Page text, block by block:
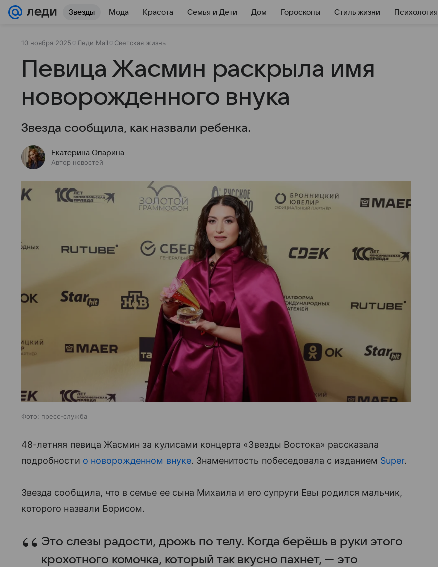
Звезды Мода Красота Семья и Дети Дом Гороскопы Стиль жизни Психология
10 ноября 2025 Леди Mail Светская жизнь
Певица Жасмин раскрыла имя
новорожденного внука
Звезда сообщила, как назвали ребенка.
Екатерина Опарина
Автор новостей
Фото: пресс-служба
48-летняя певица Жасмин за кулисами концерта «Звезды Востока» рассказала
подробности о новорожденном внуке. Знаменитость побеседовала с изданием Super.
Звезда сообщила, что в семье ее сына Михаила и его супруги Евы родился мальчик,
которого назвали Борисом.
Это слезы радости, дрожь по телу. Когда берёшь в руки этого
крохотного комочка, который так вкусно пахнет, — это